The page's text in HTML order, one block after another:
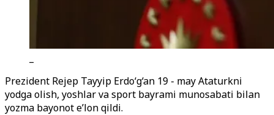
Prezident Rejep Tayyip Erdo‘g‘an 19 - may Ataturkni
yodga olish, yoshlar va sport bayrami munosabati bilan
yozma bayonot e’lon qildi.